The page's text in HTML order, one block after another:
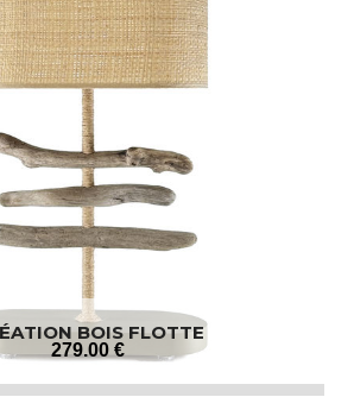
BOIS FLOTTE
279.00 €